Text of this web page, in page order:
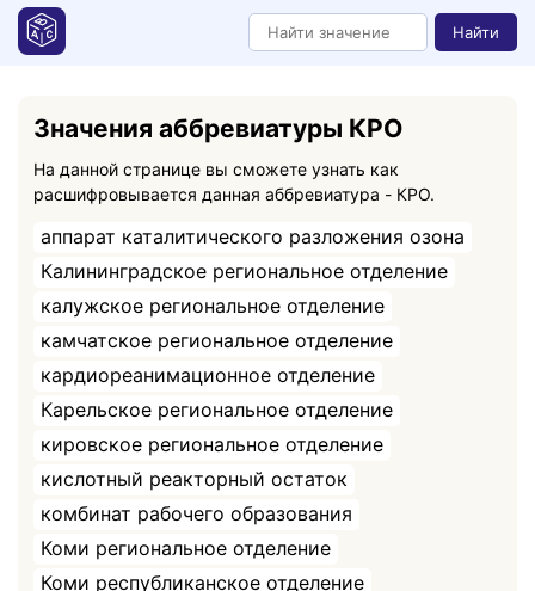
Найти
Значения аббревиатуры КРО
На данной странице вы сможете узнать как
расшифровывается данная аббревиатура - КРО.
аппарат каталитического разложения озона
Калининградское региональное отделение
калужское региональное отделение
камчатское региональное отделение
кардиореанимационное отделение
Карельское региональное отделение
кировское региональное отделение
кислотный реакторный остаток
комбинат рабочего образования
Коми региональное отделение
Коми республиканское отделение